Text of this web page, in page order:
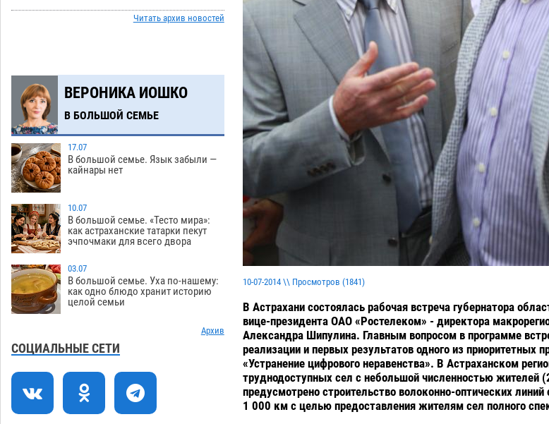
Астраханские кутилы сменили барные
14:09
С 11 августа астраханские водоемы
обеспечат притоком в семь тысяч
кубов
13:29
Астраханский аэропорт попробует
отбиться от ворон в апелляционном
суде
07.08 491
12:53
Астраханские археологи откопали
древнюю помойку
11:58
В Астрахани подросток угнал
мотоцикл и похитил чужие мобильник
11:20
Астраханцев ждут на парковом газоне
с призами и эрмитажными котами
10:43
Астраханский суд встал на сторону
10:02
На Всероссийской Спартакиаде
астраханские гандболисты уступили
Читать архив новостей
ВЕРОНИКА ИОШКО
В БОЛЬШОЙ СЕМЬЕ
17.07
В большой семье. Язык забыли —
кайнары нет
10.07
В большой семье. «Тесто мира»:
как астраханские татарки пекут
эчпочмаки для всего двора
03.07
В большой семье. Уха по-нашему:
как одно блюдо хранит историю
целой семьи
Архив
СОЦИАЛЬНЫЕ СЕТИ
10-07-2014 \\ Просмотров (1841)
В Астрахани состоялась рабочая встреча губернатора
вице-президента ОАО «Ростелеком» - директора
Александра Шипулина. Главным вопросом в программе
реализации и первых результатов одного из приоритетных
«Устранение цифрового неравенства». В Астраханском
труднодоступных сел с небольшой численностью жителей
предусмотрено строительство волоконно-оптических
1 000 км с целью предоставления жителям сел полного